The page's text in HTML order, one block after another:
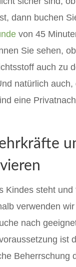
dann buchen
von 45
Sie sehen,
auch zu
natürlich
eine
Kindes steht und
verwenden
nach
ist
Beherrschung